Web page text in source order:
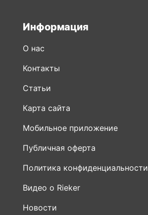
Информация
О нас
Контакты
Статьи
Карта сайта
Мобильное приложение
Публичная оферта
Политика конфиденциальности
Видео о Rieker
Новости